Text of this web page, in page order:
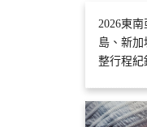
2026東
島、新
整行程紀